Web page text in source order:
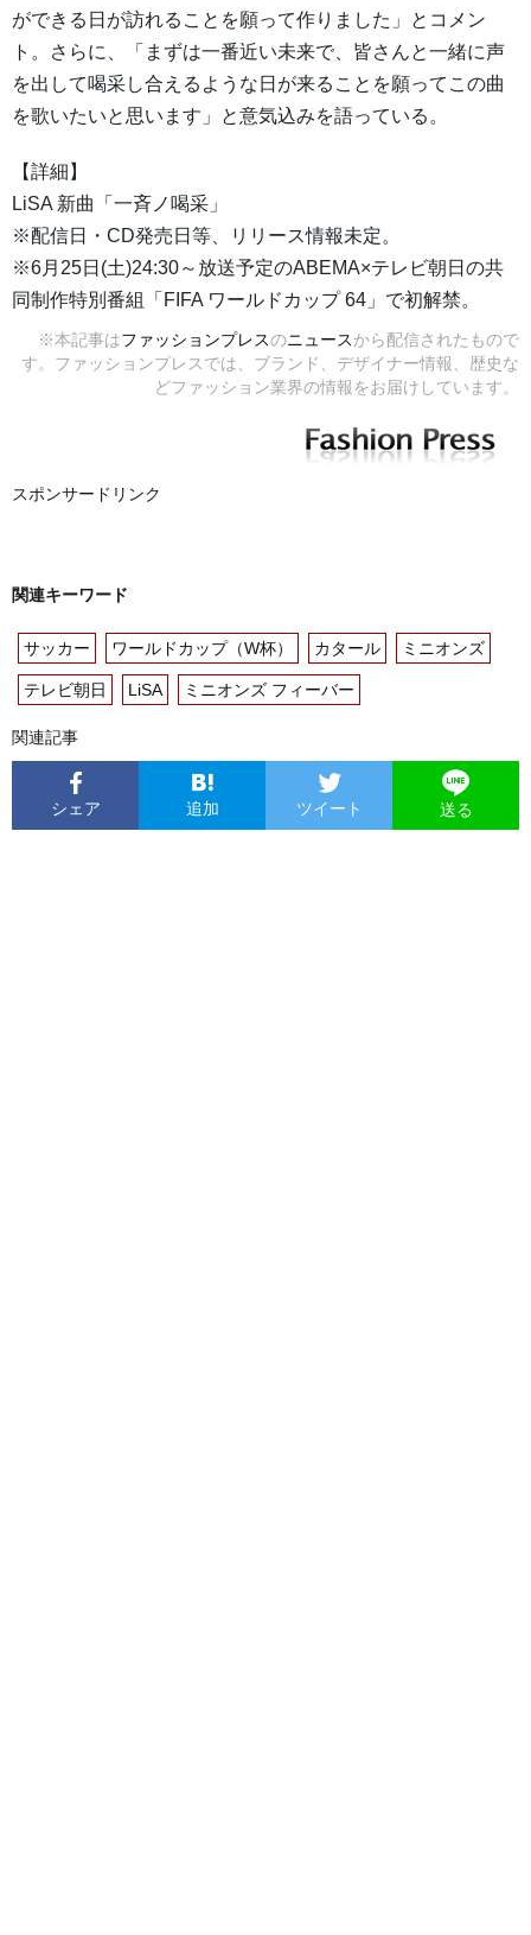
ができる日が訪れることを願って作りました」とコメン
ト。さらに、「まずは一番近い未来で、皆さんと一緒に声
を出して喝采し合えるような日が来ることを願ってこの曲
を歌いたいと思います」と意気込みを語っている。
【詳細】
LiSA 新曲「一斉ノ喝采」
※配信日・CD発売日等、リリース情報未定。
※6月25日(土)24:30～放送予定のABEMA×テレビ朝日の共
同制作特別番組「FIFA ワールドカップ 64」で初解禁。
※本記事はファッションプレスのニュースから配信されたもので
す。ファッションプレスでは、ブランド、デザイナー情報、歴史な
どファッション業界の情報をお届けしています。
スポンサードリンク
関連キーワード
サッカー ワールドカップ（W杯） カタール ミニオンズ
テレビ朝日 LiSA ミニオンズ フィーバー
関連記事
シェア 追加 ツイート 送る